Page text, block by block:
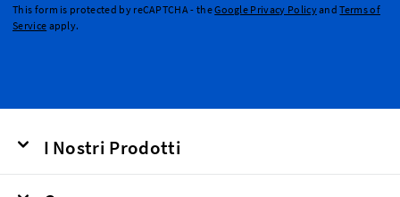
This form is protected by reCAPTCHA - theGoogle Privacy PolicyandTerms of
Service apply.
I Nostri Prodotti